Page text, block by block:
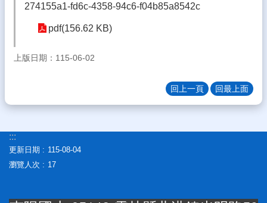
管
理
午
報
報
雲
縣
274155a1-fd6c-4358-94c6-f04b85a8542c
pdf(156.62 KB)
上版日期：115-06-02
回上一頁 回最上面
:::
更新日期
115-08-04
瀏覽人次
17